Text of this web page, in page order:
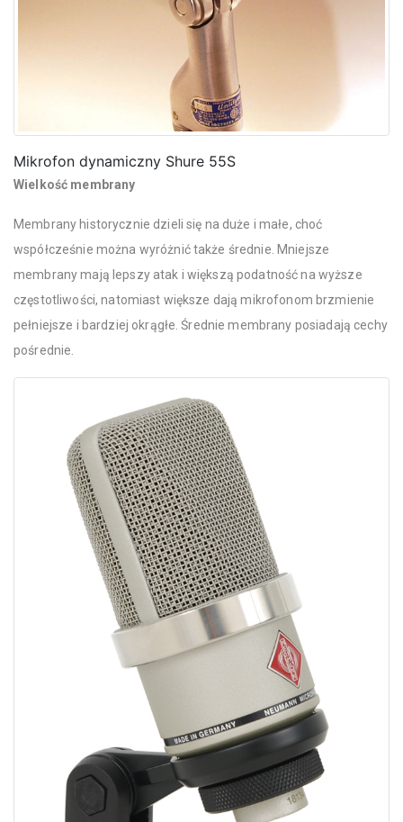
Mikrofon dynamiczny Shure 55S
Wielkość membrany
Membrany historycznie dzieli się na duże i małe, choć
współcześnie można wyróżnić także średnie. Mniejsze
membrany mają lepszy atak i większą podatność na wyższe
częstotliwości, natomiast większe dają mikrofonom brzmienie
pełniejsze i bardziej okrągłe. Średnie membrany posiadają cechy
pośrednie.